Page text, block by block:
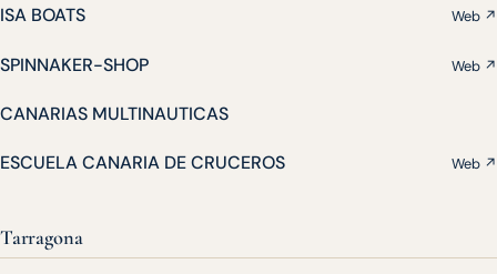
ISA BOATS Web ↗
SPINNAKER-SHOP Web ↗
CANARIAS MULTINAUTICAS
ESCUELA CANARIA DE CRUCEROS Web ↗
Tarragona